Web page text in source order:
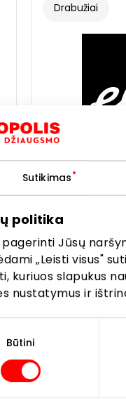
Sutikimas
politika
Jūsų
„Leisti visus"
kuriuos slapukus
nustatymus ir
Būtini
Drabužiai
ELLA
Drabužiai